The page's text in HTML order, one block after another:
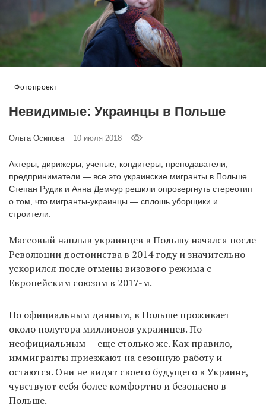
Фотопроект
Невидимые: Украинцы в Польше
Ольга Осипова 10 июля 2018
Актеры, дирижеры, ученые, кондитеры, преподаватели,
предприниматели — все это украинские мигранты в Польше.
Степан Рудик и Анна Демчур решили опровергнуть стереотип
о том, что мигранты-украинцы — сплошь уборщики и
строители.
Массовый наплыв украинцев в Польшу начался после
Революции достоинства в 2014 году и значительно
ускорился после отмены визового режима с
Европейским союзом в 2017-м.
По официальным данным, в Польше проживает
около полутора миллионов украинцев. По
неофициальным — еще столько же. Как правило,
иммигранты приезжают на сезонную работу и
остаются. Они не видят своего будущего в Украине,
чувствуют себя более комфортно и безопасно в
Польше.